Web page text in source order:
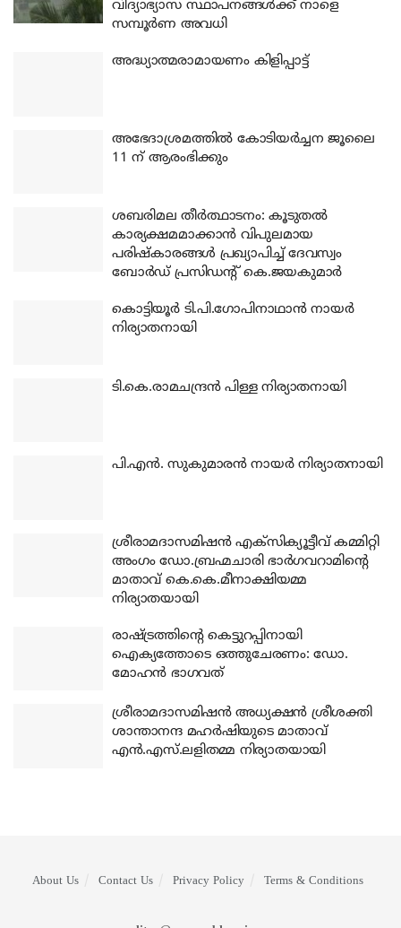
വിദ്യാഭ്യാസ സ്ഥാപനങ്ങൾക്ക് നാളെ
സമ്പൂർണ അവധി
അദ്ധ്യാത്മരാമായണം കിളിപ്പാട്ട്
അഭേദാശ്രമത്തില്‍ കോടിയര്‍ച്ചന ജൂലൈ
11 ന് ആരംഭിക്കും
ശബരിമല തീര്‍ത്ഥാടനം: കൂടുതല്‍
കാര്യക്ഷമമാക്കാന്‍ വിപുലമായ
പരിഷ്‌കാരങ്ങള്‍ പ്രഖ്യാപിച്ച് ദേവസ്വം
ബോര്‍ഡ് പ്രസിഡന്റ് കെ.ജയകുമാര്‍
കൊട്ടിയൂര്‍ ടി.പി.ഗോപിനാഥാന്‍ നായര്‍
നിര്യാതനായി
ടി.കെ.രാമചന്ദ്രന്‍ പിള്ള നിര്യാതനായി
പി.എന്‍. സുകുമാരന്‍ നായര്‍ നിര്യാതനായി
ശ്രീരാമദാസമിഷന്‍ എക്‌സിക്യൂട്ടീവ് കമ്മിറ്റി
അംഗം ഡോ.ബ്രഹ്മചാരി ഭാര്‍ഗവറാമിന്റെ
മാതാവ് കെ.കെ.മീനാക്ഷിയമ്മ
നിര്യാതയായി
രാഷ്ട്രത്തിന്റെ കെട്ടുറപ്പിനായി
ഐക്യത്തോടെ ഒത്തുചേരണം: ഡോ.
മോഹന്‍ ഭാഗവത്
ശ്രീരാമദാസമിഷന്‍ അധ്യക്ഷന്‍ ശ്രീശക്തി
ശാന്താനന്ദ മഹര്‍ഷിയുടെ മാതാവ്
എന്‍.എസ്.ലളിതമ്മ നിര്യാതയായി
About Us Contact Us Privacy Policy Terms & Conditions